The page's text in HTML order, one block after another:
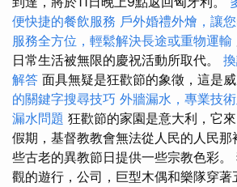
便快捷的餐飲服務 戶外婚禮外燴，讓
服務全方位，輕鬆解決長途或重物運輸
日常生活被無限的慶祝活動所取代。
解答 面具無疑是狂歡節的象徵，這是
的關鍵字搜尋技巧 外牆漏水，專業技
漏水問題 狂歡節的家園是意大利，它
假期，基督教教會無法從人民的人民那
些古老的異教節日提供一些宗教色彩
觀的遊行，公司，巨型木偶和樂隊穿